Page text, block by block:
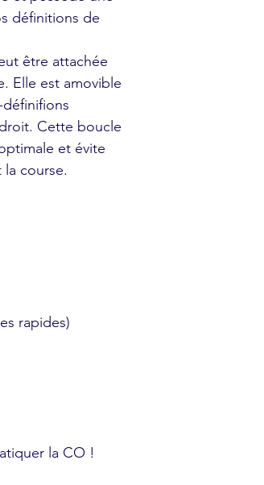
définitions de
être attachée
Elle est amovible
Cette boucle
et évite
course.
rapides)
la CO !